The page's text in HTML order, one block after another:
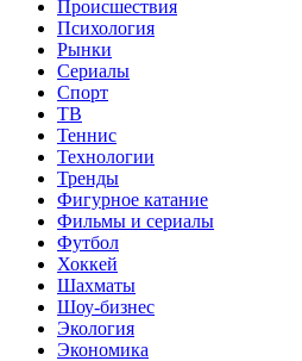
Происшествия
Психология
Рынки
Сериалы
Спорт
ТВ
Теннис
Технологии
Тренды
Фигурное катание
Фильмы и сериалы
Футбол
Хоккей
Шахматы
Шоу-бизнес
Экология
Экономика